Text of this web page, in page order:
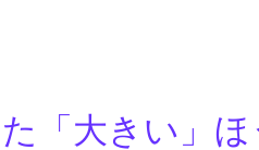
「大きい」